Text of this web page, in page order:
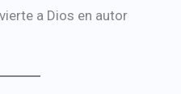
a Dios en autor